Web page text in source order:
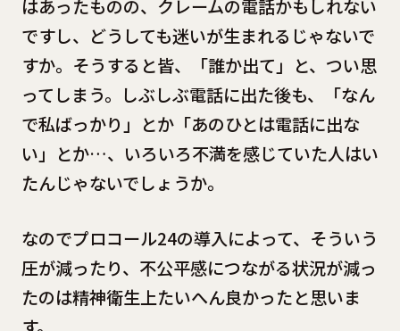
はあったものの、クレームの電話かもしれない
ですし、どうしても迷いが生まれるじゃないで
すか。そうすると皆、「誰か出て」と、つい思
ってしまう。しぶしぶ電話に出た後も、「なん
で私ばっかり」とか「あのひとは電話に出な
い」とか…、いろいろ不満を感じていた人はい
たんじゃないでしょうか。
なのでプロコール24の導入によって、そういう
圧が減ったり、不公平感につながる状況が減っ
たのは精神衛生上たいへん良かったと思いま